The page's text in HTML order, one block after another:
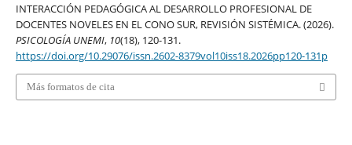
INTERACCIÓN PEDAGÓGICA AL DESARROLLO PROFESIONAL DE
DOCENTES NOVELES EN EL CONO SUR, REVISIÓN SISTÉMICA. (2026).
PSICOLOGÍA UNEMI, 10(18), 120-131.
https://doi.org/10.29076/issn.2602-8379vol10iss18.2026pp120-131p
Más formatos de cita